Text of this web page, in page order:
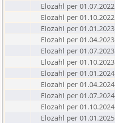
Elozahl per 01.07.2022
Elozahl per 01.10.2022
Elozahl per 01.01.2023
Elozahl per 01.04.2023
Elozahl per 01.07.2023
Elozahl per 01.10.2023
Elozahl per 01.01.2024
Elozahl per 01.04.2024
Elozahl per 01.07.2024
Elozahl per 01.10.2024
Elozahl per 01.01.2025